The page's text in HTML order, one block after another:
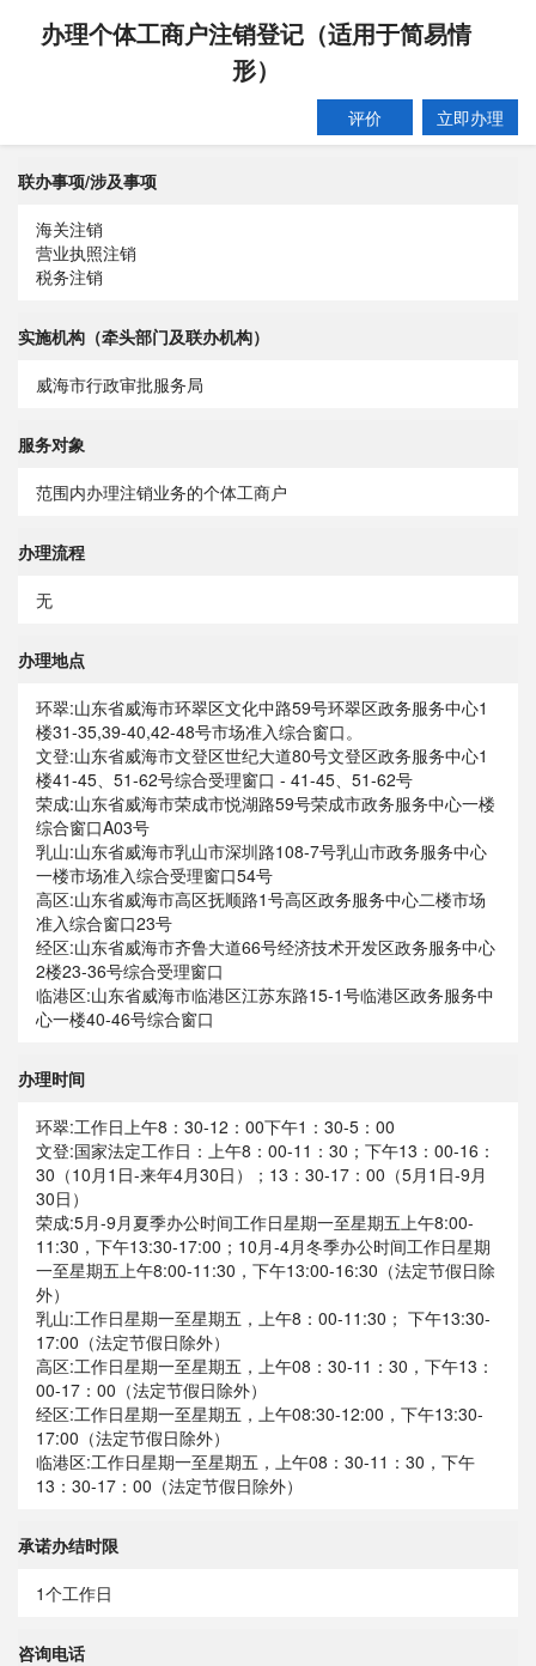
办理个体工商户注销登记（适用于简易情
形）
评价 立即办理
联办事项/涉及事项
海关注销
营业执照注销
税务注销
实施机构（牵头部门及联办机构）
威海市行政审批服务局
服务对象
范围内办理注销业务的个体工商户
办理流程
无
办理地点
环翠:山东省威海市环翠区文化中路59号环翠区政务服务中心1
楼31-35,39-40,42-48号市场准入综合窗口。
文登:山东省威海市文登区世纪大道80号文登区政务服务中心1
楼41-45、51-62号综合受理窗口 - 41-45、51-62号
荣成:山东省威海市荣成市悦湖路59号荣成市政务服务中心一楼
综合窗口A03号
乳山:山东省威海市乳山市深圳路108-7号乳山市政务服务中心
一楼市场准入综合受理窗口54号
高区:山东省威海市高区抚顺路1号高区政务服务中心二楼市场
准入综合窗口23号
经区:山东省威海市齐鲁大道66号经济技术开发区政务服务中心
2楼23-36号综合受理窗口
临港区:山东省威海市临港区江苏东路15-1号临港区政务服务中
心一楼40-46号综合窗口
办理时间
环翠:工作日上午8：30-12：00下午1：30-5：00
文登:国家法定工作日：上午8：00-11：30；下午13：00-16：
30（10月1日-来年4月30日）；13：30-17：00（5月1日-9月
30日）
荣成:5月-9月夏季办公时间工作日星期一至星期五上午8:00-
11:30，下午13:30-17:00；10月-4月冬季办公时间工作日星期
一至星期五上午8:00-11:30，下午13:00-16:30（法定节假日除
外）
乳山:工作日星期一至星期五，上午8：00-11:30； 下午13:30-
17:00（法定节假日除外）
高区:工作日星期一至星期五，上午08：30-11：30，下午13：
00-17：00（法定节假日除外）
经区:工作日星期一至星期五，上午08:30-12:00，下午13:30-
17:00（法定节假日除外）
临港区:工作日星期一至星期五，上午08：30-11：30，下午
13：30-17：00（法定节假日除外）
承诺办结时限
1个工作日
咨询电话